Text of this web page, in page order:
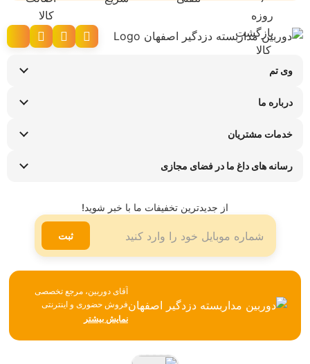
وی تم
شرایط عودت کالا
پیگیری سفارش
درباره ما
تماس با ما
فروشگاه های حضوری
خدمات مشتریان
ضمانت هفت روزه وی تم
رسانه های داغ ما در فضای مجازی
لینکدین
از جدیدترین تخفیفات ما با خبر شوید!
ثبت
آقای دوربین، مرجع تخصصی
فروش حضوری و اینترنتی
تجهیزات نظارتی، امنیتی و
تکیه بر تجربه، مشاوره
نمایش بیشتر